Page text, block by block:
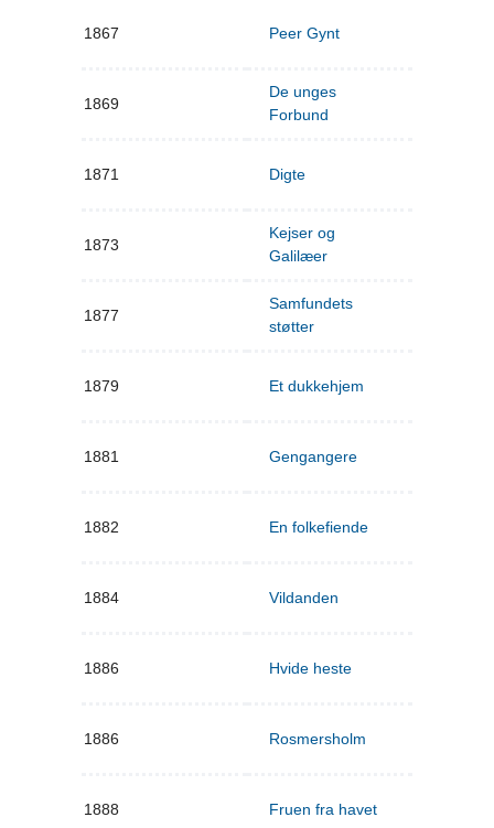
1867 Peer Gynt
1869
De unges
Forbund
1871 Digte
1873
Kejser og
Galilæer
1877
Samfundets
støtter
1879 Et dukkehjem
1881 Gengangere
1882 En folkefiende
1884 Vildanden
1886 Hvide heste
1886 Rosmersholm
1888 Fruen fra havet